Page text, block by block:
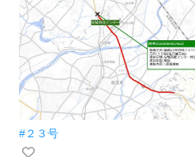
#２３号